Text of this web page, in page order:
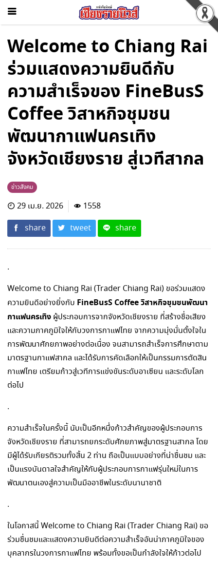
Welcome to Chiang Rai
ร่วมแสดงความยินดีกับ
ความสำเร็จของ FineBusS
Coffee วิสาหกิจชุมชน
พัฒนากาแฟนครเทิง
จังหวัดเชียงราย สู่เวทีสากล
ข่าวสังคม
29 เม.ย. 2026
1558
share
tweet share
.
Welcome to Chiang Rai (Trader Chiang Rai) ขอร่วมแสดง
ความยินดีอย่างยิ่งกับ FineBusS Coffeeวิสาหกิจชุมชนพัฒนา
กาแฟนครเทิง ผู้ประกอบการจากจังหวัดเชียงราย ที่สร้างชื่อเสียง
และความภาคภูมิใจให้กับวงการกาแฟไทย จากความมุ่งมั่นตั้งใจใน
การพัฒนาศักยภาพอย่างต่อเนื่อง จนสามารถสำเร็จการศึกษาตาม
มาตรฐานกาแฟสากล และได้รับการคัดเลือกให้เป็นกรรมการตัดสิน
กาแฟไทย เตรียมก้าวสู่เวทีการแข่งขันระดับอาเซียน และระดับโลก
ต่อไป
.
ความสำเร็จในครั้งนี้ นับเป็นอีกหนึ่งก้าวสำคัญของผู้ประกอบการ
จังหวัดเชียงราย ที่สามารถยกระดับศักยภาพสู่มาตรฐานสากล โดย
มีผู้ได้รับเกียรติรวมทั้งสิ้น 2 ท่าน ถือเป็นแบบอย่างที่น่าชื่นชม และ
เป็นแรงบันดาลใจสำคัญให้กับผู้ประกอบการกาแฟรุ่นใหม่ในการ
พัฒนาตนเองสู่ความเป็นมืออาชีพในระดับนานาชาติ
.
ในโอกาสนี้ Welcome to Chiang Rai (Trader Chiang Rai) ขอ
ร่วมชื่นชมและแสดงความยินดีต่อความสำเร็จอันน่าภาคภูมิใจของ
บุคลากรในวงการกาแฟไทย พร้อมทั้งขอเป็นกำลังใจให้ก้าวต่อไป